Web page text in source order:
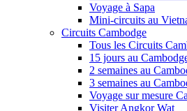
Voyage à Sapa
Mini-circuits au
Circuits Cambodge
Tous les Circuits
15 jours au
2 semaines au
3 semaines au
Voyage sur mesure
Visiter Angkor Wat